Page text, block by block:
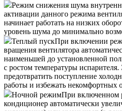
Режим снижения шума
активации данного режима
начинает работать на низких
уровень шума до минимально
Теплый пускПри включении
вращения вентилятора
наименьшей до установленной
с ростом температуры
предотвратить поступление
работы и избежать некомфортных
Ночной режимПри включенном
кондиционер автоматически